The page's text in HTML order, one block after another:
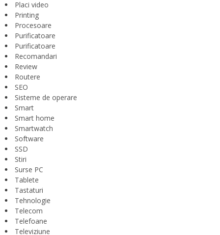
Placi video
Printing
Procesoare
Purificatoare
Purificatoare
Recomandari
Review
Routere
SEO
Sisteme de operare
Smart
Smart home
Smartwatch
Software
SSD
Stiri
Surse PC
Tablete
Tastaturi
Tehnologie
Telecom
Telefoane
Televiziune